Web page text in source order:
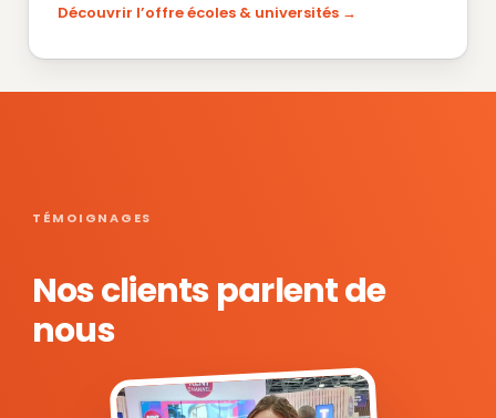
Découvrir l’offre écoles & universités
TÉMOIGNAGES
Nos clients parlent de
nous